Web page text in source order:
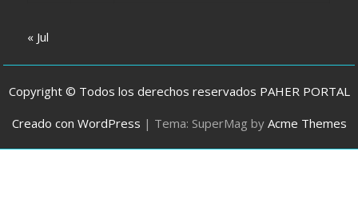
« Jul
Copyright © Todos los derechos reservados PAHER PORTAL
Creado con WordPress | Tema: SuperMag by Acme Themes